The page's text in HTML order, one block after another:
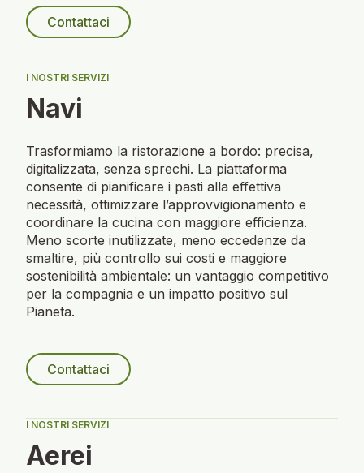
Contattaci
I NOSTRI SERVIZI
Navi
Trasformiamo la ristorazione a bordo: precisa,
digitalizzata, senza sprechi. La piattaforma
consente di pianificare i pasti alla effettiva
necessità, ottimizzare l’approvvigionamento e
coordinare la cucina con maggiore efficienza.
Meno scorte inutilizzate, meno eccedenze da
smaltire, più controllo sui costi e maggiore
sostenibilità ambientale: un vantaggio competitivo
per la compagnia e un impatto positivo sul
Pianeta.
Contattaci
I NOSTRI SERVIZI
Aerei